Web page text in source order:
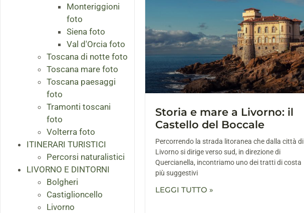
Monteriggioni
foto
Siena foto
Val d'Orcia foto
Toscana di notte foto
Toscana mare foto
Toscana paesaggi
foto
Tramonti toscani
foto
Volterra foto
ITINERARI TURISTICI
Percorsi naturalistici
LIVORNO E DINTORNI
Bolgheri
Castiglioncello
Livorno
Storia e mare a Livorno: il
Castello del Boccale
Percorrendo la strada litoranea che dalla città di
Livorno si dirige verso sud, in direzione di
Quercianella, incontriamo uno dei tratti di costa
più suggestivi
LEGGI TUTTO »